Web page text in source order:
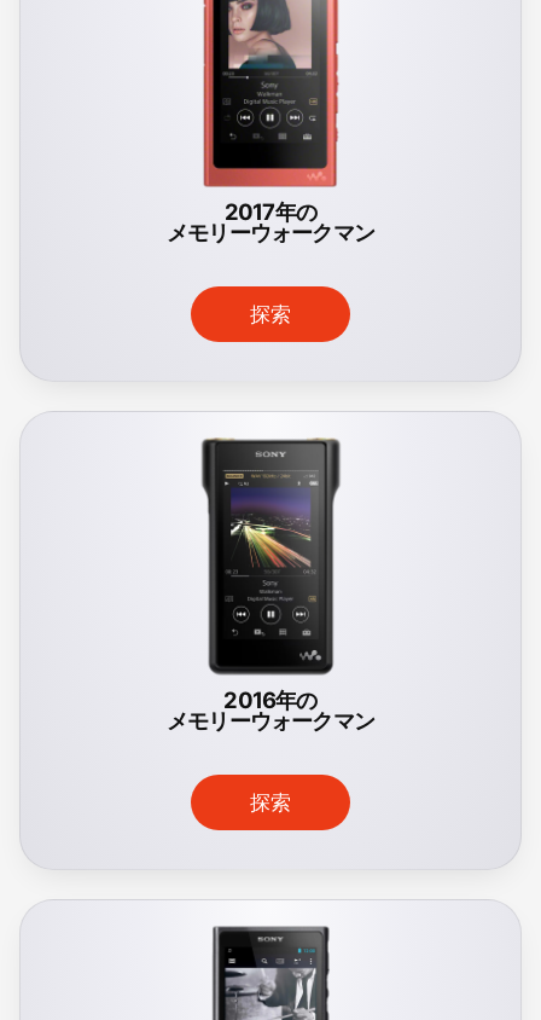
2017年の
メモリーウォークマン
探索
2016年の
メモリーウォークマン
探索